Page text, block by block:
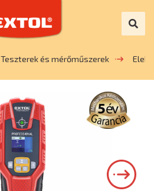
Teszterek és mérőműszerek